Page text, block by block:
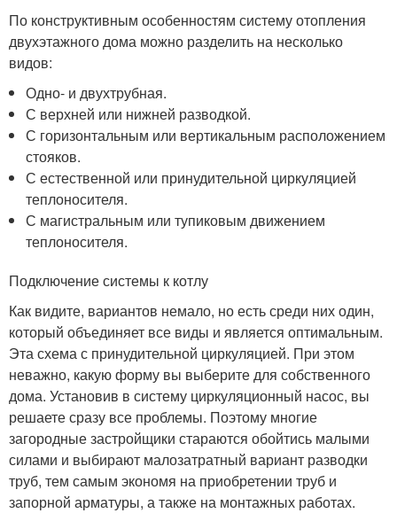
По конструктивным особенностям систему отопления
двухэтажного дома можно разделить на несколько
видов:
Одно- и двухтрубная.
С верхней или нижней разводкой.
С горизонтальным или вертикальным расположением
стояков.
С естественной или принудительной циркуляцией
теплоносителя.
С магистральным или тупиковым движением
теплоносителя.
Подключение системы к котлу
Как видите, вариантов немало, но есть среди них один,
который объединяет все виды и является оптимальным.
Эта схема с принудительной циркуляцией. При этом
неважно, какую форму вы выберите для собственного
дома. Установив в систему циркуляционный насос, вы
решаете сразу все проблемы. Поэтому многие
загородные застройщики стараются обойтись малыми
силами и выбирают малозатратный вариант разводки
труб, тем самым экономя на приобретении труб и
запорной арматуры, а также на монтажных работах.